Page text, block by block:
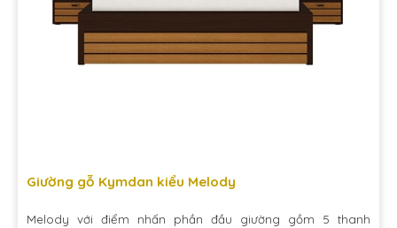
Giường gỗ Kymdan kiểu Melody
Melody với điểm nhấn phần đầu giường gồm 5 thanh